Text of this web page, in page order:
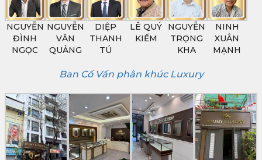
NGUYỄN
ĐÌNH
NGỌC
NGUYỄN
VĂN
QUẢNG
DIỆP
THANH
TÚ
LÊ QUÝ
KIẾM
NGUYỄN
TRỌNG
KHA
NINH
XUÂN
MẠNH
Ban Cố Vấn phân khúc Luxury